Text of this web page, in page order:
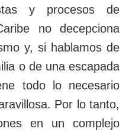
y procesos de
no decepciona
y, si hablamos de
o de una escapada
todo lo necesario
Por lo tanto,
en un complejo